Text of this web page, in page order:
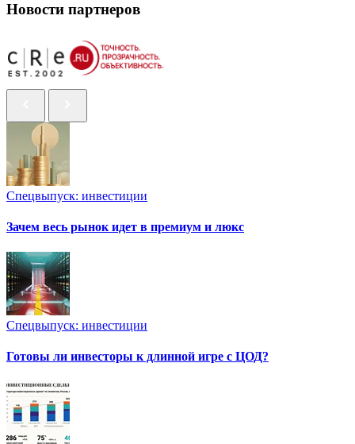
Новости партнеров
Спецвыпуск: инвестиции
Зачем весь рынок идет в премиум и люкс
Спецвыпуск: инвестиции
Готовы ли инвесторы к длинной игре с ЦОД?